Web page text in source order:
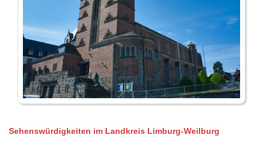
Sehenswürdigkeiten im Landkreis Limburg-Weilburg